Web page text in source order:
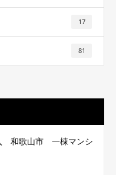
17
81
和歌山市 一棟マンシ